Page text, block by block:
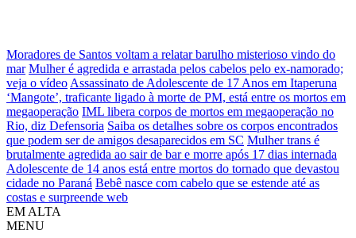
Moradores de Santos voltam a relatar barulho misterioso vindo do
mar Mulher é agredida e arrastada pelos cabelos pelo ex-namorado;
veja o vídeo Assassinato de Adolescente de 17 Anos em Itaperuna
‘Mangote’, traficante ligado à morte de PM, está entre os mortos em
megaoperação IML libera corpos de mortos em megaoperação no
Rio, diz Defensoria Saiba os detalhes sobre os corpos encontrados
que podem ser de amigos desaparecidos em SC Mulher trans é
brutalmente agredida ao sair de bar e morre após 17 dias internada
Adolescente de 14 anos está entre mortos do tornado que devastou
cidade no Paraná Bebê nasce com cabelo que se estende até as
costas e surpreende web
EM ALTA
MENU